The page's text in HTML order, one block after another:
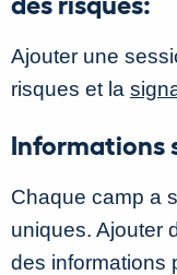
Ajouter une
risques et la
Informations
Chaque camp a
uniques. Ajouter
des informations